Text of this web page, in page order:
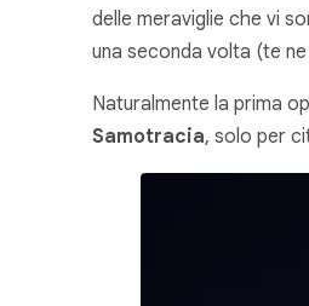
delle meraviglie che vi
una seconda volta (te
Naturalmente la prima
Samotracia, solo per